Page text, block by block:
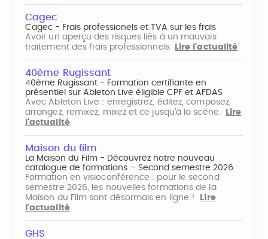
Cagec
Cagec - Frais professionels et TVA sur les frais
Avoir un aperçu des risques liés à un mauvais
traitement des frais professionnels
Lire l'actualité
40ème Rugissant
40ème Rugissant - Formation certifiante en
présentiel sur Ableton Live éligible CPF et AFDAS
Avec Ableton Live : enregistrez, éditez, composez,
arrangez, remixez, mixez et ce jusqu'à la scène.
Lire
l'actualité
Maison du film
La Maison du Film - Découvrez notre nouveau
catalogue de formations – Second semestre 2026
Formation en visioconférence : pour le second
semestre 2026, les nouvelles formations de la
Maison du Film sont désormais en ligne !
Lire
l'actualité
GHS